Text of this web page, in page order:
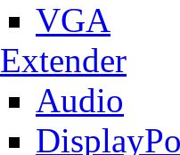
VGA
Extender
Audio